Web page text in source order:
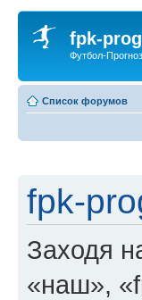
fpk-
Футбол-
Список форумов
fpk-
Заходя
«наш»,